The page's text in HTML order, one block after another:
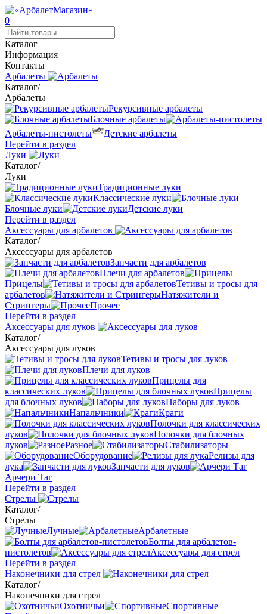
0
Каталог
Информация
Контакты
Арбалеты
Каталог/
Арбалеты
Рекурсивные арбалеты
Блочные арбалеты
Арбалеты-пистолеты
Детские арбалеты
Перейти в раздел
Луки
Каталог/
Луки
Традиционные луки
Классические луки
Блочные луки
Детские луки
Перейти в раздел
Аксессуары для арбалетов
Каталог/
Аксессуары для арбалетов
Запчасти для арбалетов
Плечи для арбалетов
Прицелы
Тетивы и тросы для
арбалетов
Натяжители и
Стрингеры
Прочее
Перейти в раздел
Аксессуары для луков
Каталог/
Аксессуары для луков
Тетивы и тросы для луков
Плечи для луков
Прицелы для
классических луков
Прицелы
для блочных луков
Наборы для луков
Напальчники
Краги
Полочки для классических
луков
Полочки для блочных
луков
Разное
Стабилизаторы
Оборудование
Релизы для
лука
Запчасти для луков
Арчери Таг
Перейти в раздел
Стрелы
Каталог/
Стрелы
Лучные
Арбалетные
Болты для арбалетов-
пистолетов
Аксессуары для стрел
Перейти в раздел
Наконечники для стрел
Каталог/
Наконечники для стрел
Охотничьи
Спортивные